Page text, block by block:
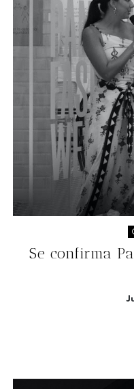
Se confirma